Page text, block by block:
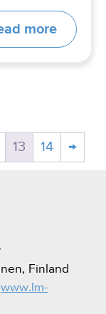
more
13 14 →
Finland
www.lm-